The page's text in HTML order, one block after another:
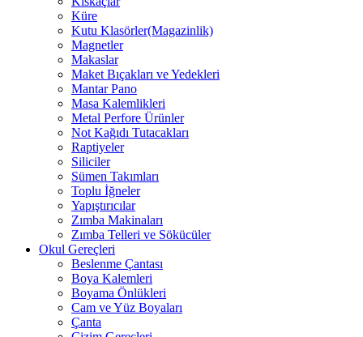
Küre
Kutu Klasörler(Magazinlik)
Magnetler
Makaslar
Maket Bıçakları ve Yedekleri
Mantar Pano
Masa Kalemlikleri
Metal Perfore Ürünler
Not Kağıdı Tutacakları
Raptiyeler
Siliciler
Sümen Takımları
Toplu İğneler
Yapıştırıcılar
Zımba Makinaları
Zımba Telleri ve Sökücüler
Okul Gereçleri
Beslenme Çantası
Boya Kalemleri
Boyama Önlükleri
Cam ve Yüz Boyaları
Çanta